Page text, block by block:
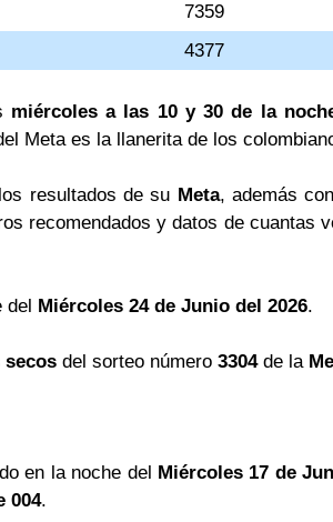
7359
4377
miércoles a las 10 y 30 de la
Meta es la llanerita de los
resultados de su Meta, además
recomendados y datos de cuantas
del Miércoles 24 de Junio del 2026.
del sorteo número 3304de la
en la noche del Miércoles 17 de
004.